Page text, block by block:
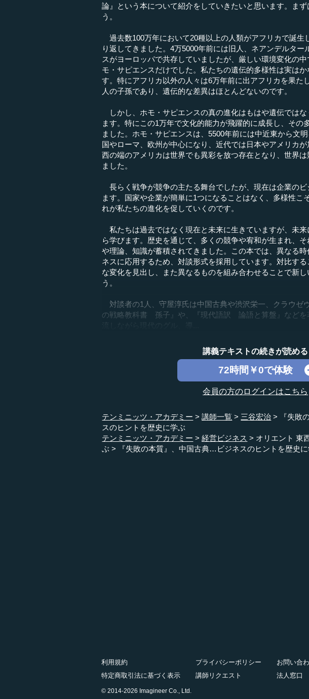
論』という本について紹介をしていきたいと思います。ま
う。
過去数100万年において20種以上の人類がアフリカで誕生
り返してきました。4万5000年前には旧人、ネアンデルター
スがヨーロッパで共存していましたが、厳しい環境変化の
モ・サピエンスだけでした。私たちの遺伝的多様性は実は
す。特にアフリカ以外の人々は6万年前に出アフリカを果た
人の子孫であり、遺伝的な差異はほとんどないのです。
しかし、ホモ・サピエンスの真の進化はもはや遺伝では
ます。特にこの1万年で文化的能力が飛躍的に成長し、その
ました。ホモ・サピエンスは、5500年前には中近東から文
国やローマ、欧州が中心になり、近代では日本やアメリカが
西の端のアメリカは世界でも異彩を放つ存在となり、世界
ました。
長らく戦争が競争の主たる舞台でしたが、現在は企業の
ます。国家や企業が簡単に1つになることはなく、多様性こ
れが私たちの進化を促していくのです。
私たちは過去ではなく現在と未来に生きていますが、未
ら学びます。歴史を通じて、多くの競争や宥和が生まれ、
や理論、知識が蓄積されてきました。この本では、異なる
ネスに応用するため、対談形式を採用しています。対比す
な変化を見出し、また異なるものを組み合わせることで新
う。
対談者の1人、守屋淳氏は中国古典や渋沢栄一、クラウゼ
の戦略教科書 孫子』や、『現代語訳 論語と算盤』などを
講義テキストの続きが読める
72時間￥0で体験
会員の方のログインはこちら
テンミニッツ・アカデミー 講師一覧 三谷宏治
『失敗
スのヒントを歴史に学ぶ
テンミニッツ・アカデミー
経営ビジネス
オリエント 東
ぶ
『失敗の本質』、中国古典…ビジネスのヒントを歴史
利用規約 プライバシーポリシー お問い合
特定商取引法に基づく表示
講師リクエスト 法人窓口
© 2014-2026 Imagineer Co., Ltd.